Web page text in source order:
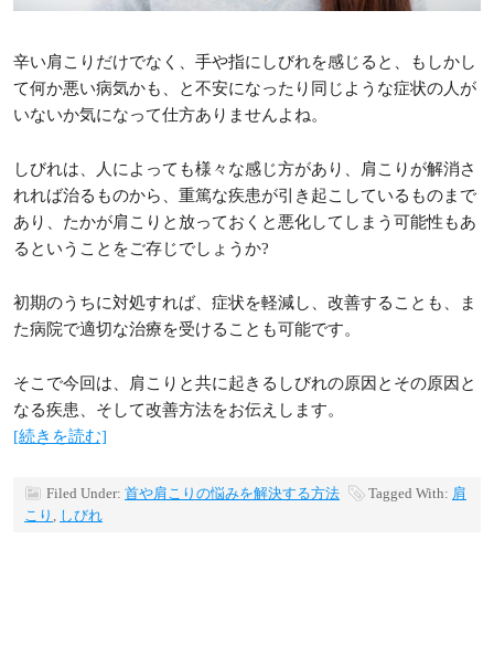
辛い肩こりだけでなく、手や指にしびれを感じると、もしかし
て何か悪い病気かも、と不安になったり同じような症状の人が
いないか気になって仕方ありませんよね。
しびれは、人によっても様々な感じ方があり、肩こりが解消さ
れれば治るものから、重篤な疾患が引き起こしているものまで
あり、たかが肩こりと放っておくと悪化してしまう可能性もあ
るということをご存じでしょうか?
初期のうちに対処すれば、症状を軽減し、改善することも、ま
た病院で適切な治療を受けることも可能です。
そこで今回は、肩こりと共に起きるしびれの原因とその原因と
なる疾患、そして改善方法をお伝えします。
[続きを読む]
Filed Under: 首や肩こりの悩みを解決する方法 Tagged With: 肩
こり , しびれ